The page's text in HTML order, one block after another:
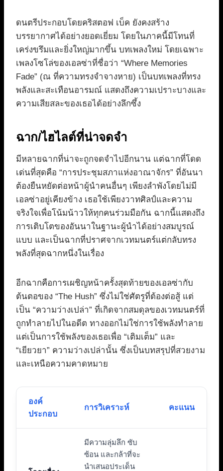
ดนตรีประกอบโดยคริสตอฟ เบ็ค ยังคงสร้าง
บรรยากาศได้อย่างยอดเยี่ยม โดยในภาคนี้มีโทนที่
เคร่งขรึมและยิ่งใหญ่มากขึ้น บทเพลงใหม่ โดยเฉพาะ
เพลงโซโล่ของเอลซ่าที่ชื่อว่า “Where Memories
Fade” (ณ ที่ความทรงจำจางหาย) เป็นบทเพลงที่ทรง
พลังและสะเทือนอารมณ์ แสดงถึงความเปราะบางและ
ความเสียสละของเธอได้อย่างลึกซึ้ง
ฉาก/ไฮไลต์ที่น่าจดจำ
มีหลายฉากที่น่าจะถูกจดจำไปอีกนาน แต่ฉากที่โดด
เด่นที่สุดคือ “การประชุมสภาแห่งอาณาจักร” ที่อันนา
ต้องยืนหยัดต่อหน้าผู้นำคนอื่นๆ เพียงลำพังโดยไม่มี
เอลซ่าอยู่เคียงข้าง เธอใช้เพียงวาทศิลป์และความ
จริงใจเพื่อโน้มน้าวให้ทุกคนร่วมมือกัน ฉากนี้แสดงถึง
การเติบโตของอันนาในฐานะผู้นำได้อย่างสมบูรณ์
แบบ และเป็นฉากที่ปราศจากเวทมนตร์แต่กลับทรง
พลังที่สุดฉากหนึ่งในเรื่อง
อีกฉากคือการเผชิญหน้าครั้งสุดท้ายของเอลซ่ากับ
ต้นตอของ “The Hush” ซึ่งไม่ใช่ศัตรูที่ต้องต่อสู้ แต่
เป็น “ความว่างเปล่า” ที่เกิดจากสมดุลของเวทมนตร์ที่
ถูกทำลายไปในอดีต ทางออกไม่ใช่การใช้พลังทำลาย
แต่เป็นการใช้พลังของเธอเพื่อ “เติมเต็ม” และ
“เยียวยา” ความว่างเปล่านั้น ซึ่งเป็นบทสรุปที่สวยงาม
และเหนือความคาดหมาย
องค์
ประกอบ
การวิเคราะห์ คะแนน
มีความลุ่มลึก ซับ
ซ้อน และกล้าที่จะ
นำเสนอประเด็น